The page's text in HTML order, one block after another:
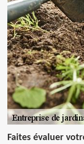
Faites évaluer